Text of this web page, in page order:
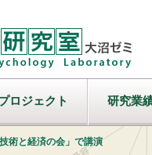
ロジェクト 研究業
術と経済の会」で講演